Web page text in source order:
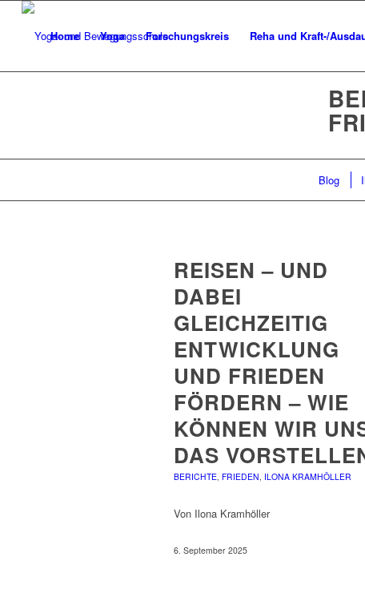
Home Yoga Forschungskreis Reha und Kraft-/
Blog
REISEN – UND
DABEI
GLEICHZEITIG
ENTWICKLUNG
UND FRIEDEN
FÖRDERN – WIE
KÖNNEN WIR
DAS
BERICHTE, FRIEDEN, ILONA KRAMHÖLLER
Von Ilona Kramhöller
6. September 2025